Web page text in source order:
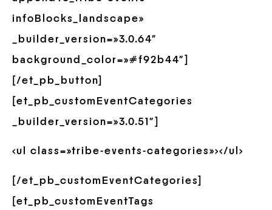
infoBlocks_landscape»
_builder_version=»3.0.64″
background_color=»#f92b44″]
[/et_pb_button]
[et_pb_customEventCategories
_builder_version=»3.0.51″]
<ul class=»tribe-events-categories»></ul>
[/et_pb_customEventCategories]
[et_pb_customEventTags